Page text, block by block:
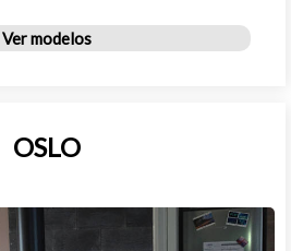
Ver modelos
OSLO